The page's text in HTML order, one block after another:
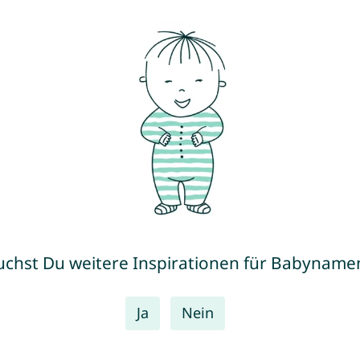
Du weitere Inspirationen für
Ja Nein